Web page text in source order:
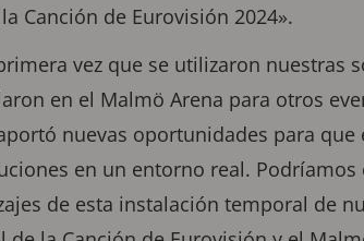
Canción de Eurovisión 2024».
vez que se utilizaron nuestras
en el Malmö Arena para otros
nuevas oportunidades para
en un entorno real.
de esta instalación temporal de